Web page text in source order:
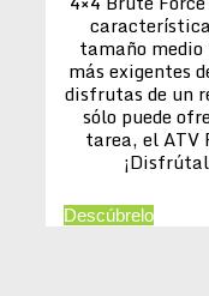
tamaño
más exigentes
disfrutas de un
sólo puede
tarea, el ATV
Descúbrelo